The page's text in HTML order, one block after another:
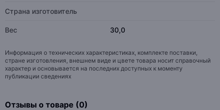
Страна изготовитель
Вес 30,0
Информация о технических характеристиках, комплекте поставки,
стране изготовления, внешнем виде и цвете товара носит справочный
характер и основывается на последних доступных к моменту
публикации сведениях
Отзывы о товаре (0)